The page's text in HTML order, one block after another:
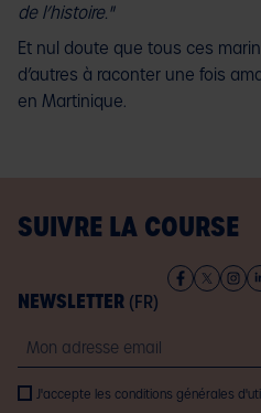
de l’histoire."
Et nul doute que tous ces
d’autres à raconter une fois
en Martinique.
SUIVRE LA COURSE
NEWSLETTER (FR)
Email
J'accepte les conditions générales